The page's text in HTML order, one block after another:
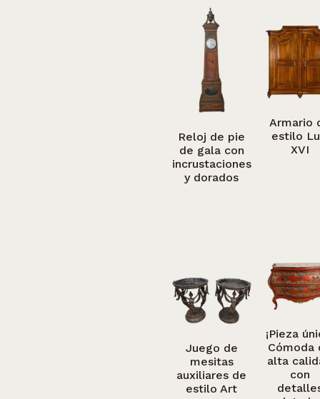
Reloj de pie
de gala con
incrustaciones
y dorados
Armario
estilo
XVI
Juego de
mesitas
auxiliares de
estilo Art
¡Pieza
Cómoda
alta
con